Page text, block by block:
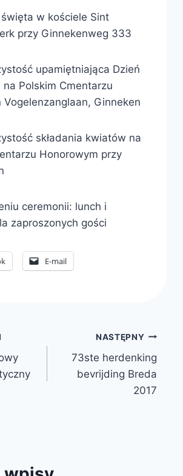
w kościele Sint
przy Ginnekenweg 333
upamiętniająca Dzień
Polskim Cmentarzu
Vogelenzanglaan, Ginneken
składania kwiatów na
Honorowym przy
ceremonii: lunch i
zaproszonych gości
E-mail
NASTĘPNY
73ste herdenking
bevrijding Breda
2017